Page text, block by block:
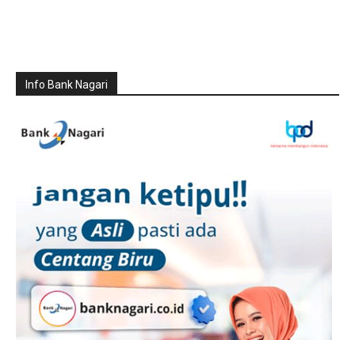
Info Bank Nagari